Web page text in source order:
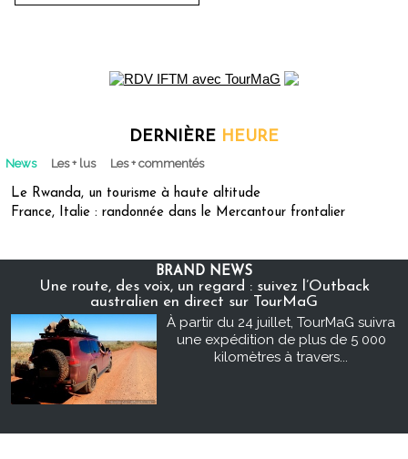
DERNIÈRE HEURE
News Les + lus Les + commentés
Le Rwanda, un tourisme à haute altitude
France, Italie : randonnée dans le Mercantour frontalier
BRAND NEWS
Une route, des voix, un regard : suivez l’Outback
australien en direct sur TourMaG
À partir du 24 juillet, TourMaG suivra
une expédition de plus de 5 000
kilomètres à travers...